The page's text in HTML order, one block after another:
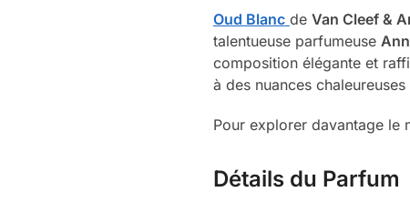
Oud Blanc de Van Cleef &
talentueuse parfumeuse
composition élégante et
à des nuances
Pour explorer davantage le
Détails du Parfum